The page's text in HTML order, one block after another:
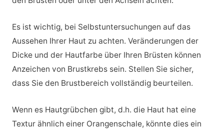
Es ist wichtig, bei Selbstuntersuchungen auf das
Aussehen Ihrer Haut zu achten. Veränderungen der
Dicke und der Hautfarbe über Ihren Brüsten können
Anzeichen von Brustkrebs sein. Stellen Sie sicher,
dass Sie den Brustbereich vollständig beurteilen.
Wenn es Hautgrübchen gibt, d.h. die Haut hat eine
Textur ähnlich einer Orangenschale, könnte dies ein